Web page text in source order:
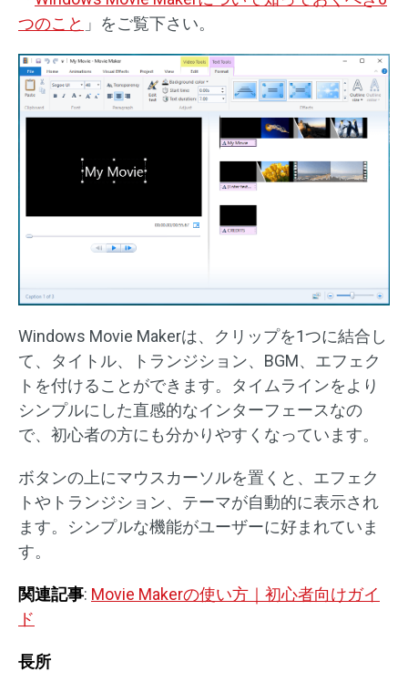
つのこと 」をご覧下さい。
Windows Movie Makerは、クリップを1つに結合し
て、タイトル、トランジション、BGM、エフェク
トを付けることができます。タイムラインをより
シンプルにした直感的なインターフェースなの
で、初心者の方にも分かりやすくなっています。
ボタンの上にマウスカーソルを置くと、エフェク
トやトランジション、テーマが自動的に表示され
ます。シンプルな機能がユーザーに好まれていま
す。
関連記事: Movie Makerの使い方｜初心者向けガイ
ド
長所